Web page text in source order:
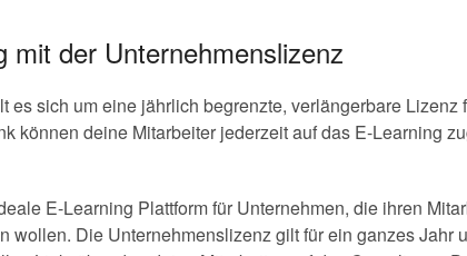
mit der Unternehmenslizenz
es sich um eine jährlich begrenzte, verlängerbare Lizenz
können deine Mitarbeiter jederzeit auf das E-Learning
E-Learning Plattform für Unternehmen, die ihren
wollen. Die Unternehmenslizenz gilt für ein ganzes Jahr